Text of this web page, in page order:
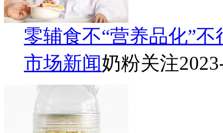
零辅食不“营养品化”不
市场新闻奶粉关注